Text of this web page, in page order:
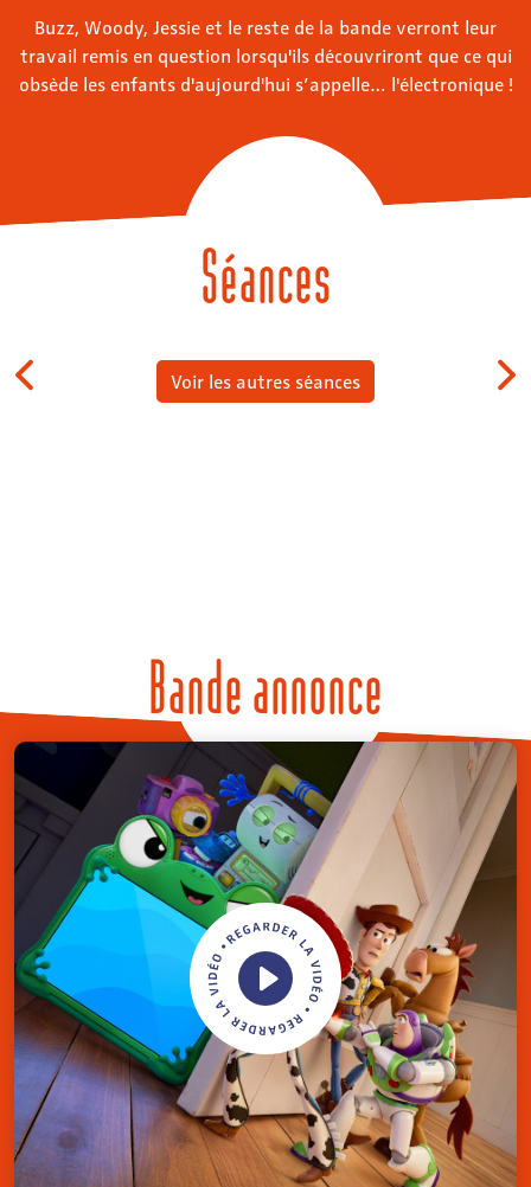
Buzz, Woody, Jessie et le reste de la bande verront leur
travail remis en question lorsqu'ils découvriront que ce qui
obsède les enfants d'aujourd'hui s’appelle… l'électronique !
Séances
Voir les autres séances
Bande annonce